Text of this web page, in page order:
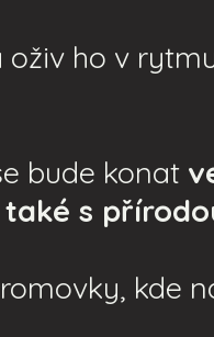
ho v
bude konat
s
kde